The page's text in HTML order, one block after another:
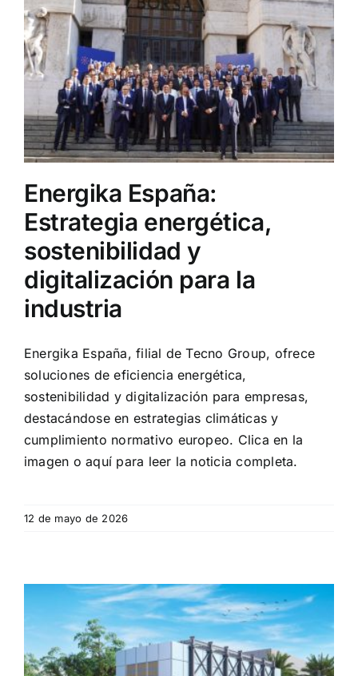
Energika España:
Estrategia energética,
sostenibilidad y
digitalización para la
industria
Energika España, filial de Tecno Group, ofrece
soluciones de eficiencia energética,
sostenibilidad y digitalización para empresas,
destacándose en estrategias climáticas y
cumplimiento normativo europeo. Clica en la
imagen o aquí para leer la noticia completa.
12 de mayo de 2026